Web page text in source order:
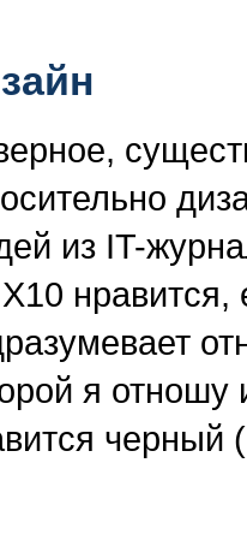
из IT-
нравится,
я
черный